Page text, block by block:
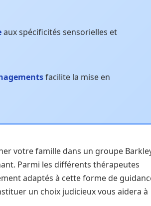
aux spécificités sensorielles et
facilite la mise en
votre famille dans un groupe
Parmi les différents thérapeutes
adaptés à cette forme de
un choix judicieux vous aidera à